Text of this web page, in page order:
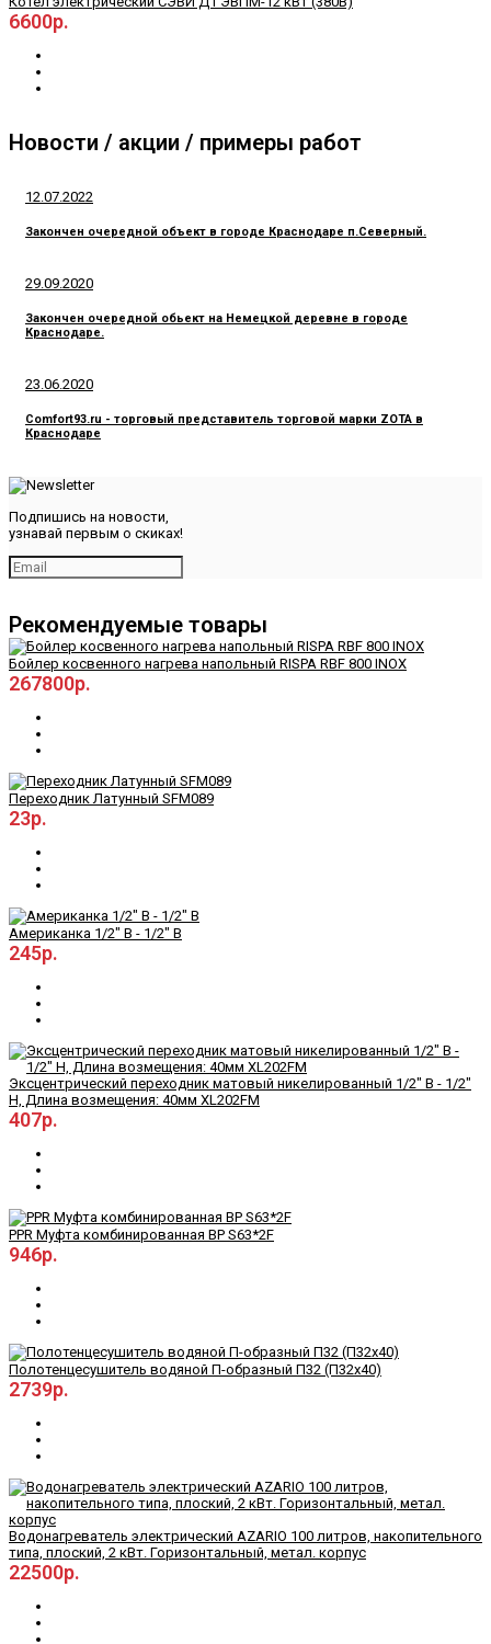
6600р.
Новости / акции / примеры работ
12.07.2022
Закончен очередной объект в городе Краснодаре п.Северный.
29.09.2020
Закончен очередной обьект на Немецкой деревне в городе
Краснодаре.
23.06.2020
Comfort93.ru - торговый представитель торговой марки ZOTA в
Краснодаре
Подпишись на новости,
узнавай первым о скиках!
Рекомендуемые товары
Бойлер косвенного нагрева напольный RISPA RBF 800 INOX
267800р.
Переходник Латунный SFM089
23р.
Американка 1/2" В - 1/2" В
245р.
Эксцентрический переходник матовый никелированный 1/2" В - 1/2"
Н, Длина возмещения: 40мм XL202FM
407р.
PPR Муфта комбинированная ВР S63*2F
946р.
Полотенцесушитель водяной П-образный П32 (П32х40)
2739р.
Водонагреватель электрический AZARIO 100 литров, накопительного
типа, плоский, 2 кВт. Горизонтальный, метал. корпус
22500р.